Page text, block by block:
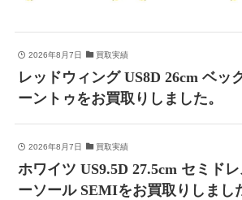
2026年8月7日 買取実績
レッドウィング US8D 26cm ベッ
ーントゥをお買取りしました。
2026年8月7日 買取実績
ホワイツ US9.5D 27.5cm セミド
ーソール SEMIをお買取りしまし